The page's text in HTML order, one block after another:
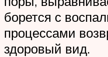
борется с
процессами
здоровый вид.